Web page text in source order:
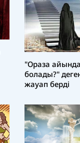
"Ораза
болады?"
жауап берді